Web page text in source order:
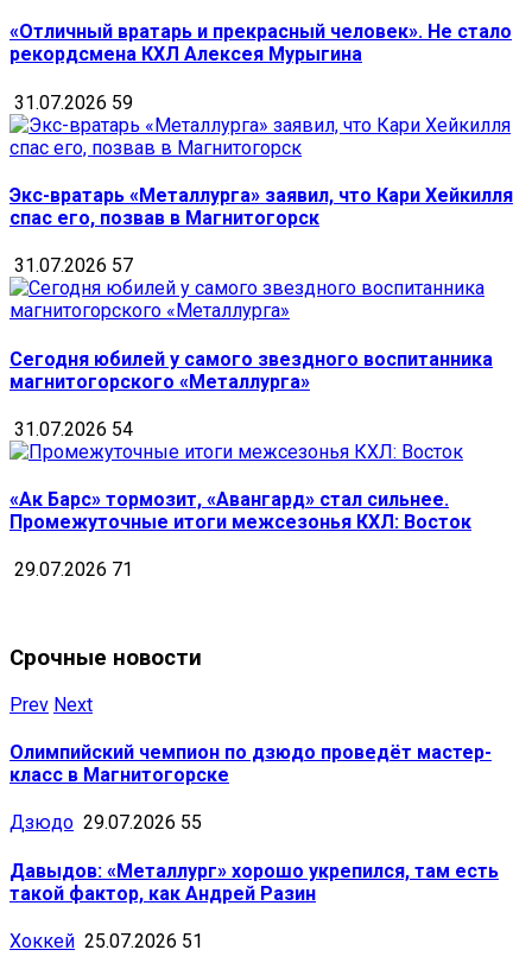
«Отличный вратарь и прекрасный человек». Не стало
рекордсмена КХЛ Алексея Мурыгина
31.07.2026 59
Экс-вратарь «Металлурга» заявил, что Кари Хейкилля
спас его, позвав в Магнитогорск
31.07.2026 57
Сегодня юбилей у самого звездного воспитанника
магнитогорского «Металлурга»
31.07.2026 54
«Ак Барс» тормозит, «Авангард» стал сильнее.
Промежуточные итоги межсезонья КХЛ: Восток
29.07.2026 71
Срочные новости
Prev Next
Олимпийский чемпион по дзюдо проведёт мастер-
класс в Магнитогорске
Дзюдо 29.07.2026 55
Давыдов: «Металлург» хорошо укрепился, там есть
такой фактор, как Андрей Разин
Хоккей 25.07.2026 51